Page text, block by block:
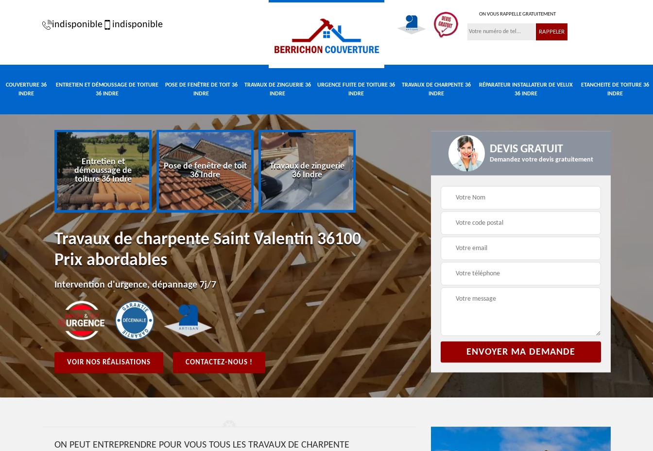
indisponible indisponible
ON VOUS RAPPELLE GRATUITEMENT
COUVERTURE 36
INDRE
ENTRETIEN ET DÉMOUSSAGE DE TOITURE
36 INDRE
POSE DE FENÊTRE DE TOIT 36
INDRE
TRAVAUX DE ZINGUERIE 36
INDRE
URGENCE FUITE DE TOITURE 36
INDRE
TRAVAUX DE CHARPENTE 36
INDRE
RÉPARATEUR INSTALLATEUR DE VELUX
36 INDRE
ETANCHEITE DE TOITURE 36
INDRE
Entretien et
démoussage de
toiture 36 Indre
Pose de fenêtre de toit
36 Indre
Travaux de zinguerie
36 Indre
Urgence fuite de
toiture 36 Indre
Travaux de charpente
36 Indre
Réparateur
Travaux de charpente Saint Valentin 36100
Prix abordables
Intervention d'urgence, dépannage 7j/7
VOIR NOS RÉALISATIONS CONTACTEZ-NOUS !
DEVIS GRATUIT
Demandez votre devis gratuitement
ON PEUT ENTREPRENDRE POUR VOUS TOUS LES TRAVAUX DE CHARPENTE